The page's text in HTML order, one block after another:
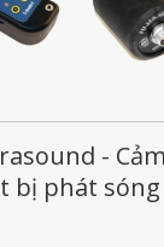
-
bị phát sóng